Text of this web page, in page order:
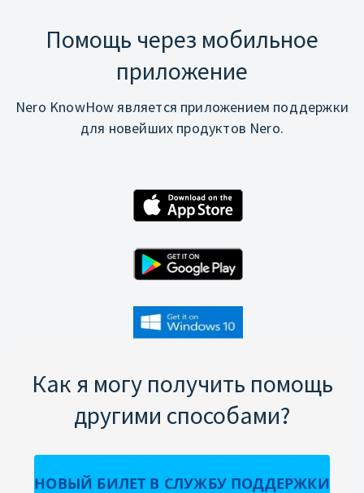
Помощь через мобильное
приложение
Nero KnowHow является приложением поддержки
для новейших продуктов Nero.
Как я могу получить помощь
другими способами?
НОВЫЙ БИЛЕТ В СЛУЖБУ ПОДДЕРЖКИ